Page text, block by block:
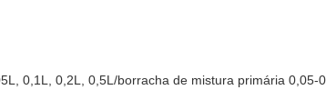
0,1L, 0,2L, 0,5L/borracha de mistura primária